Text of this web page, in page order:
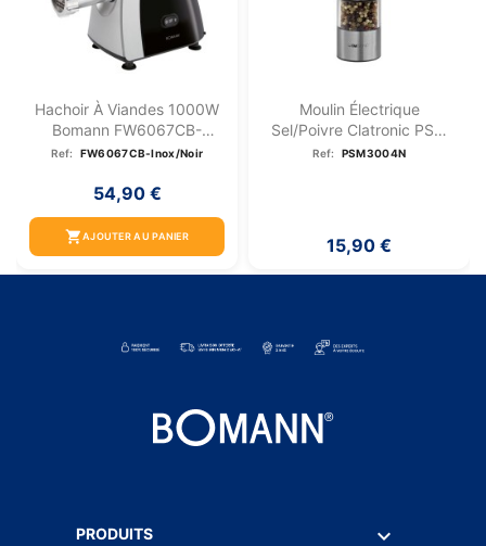
Hachoir À Viandes 1000W
Bomann FW6067CB-
Inox/Noir
Ref: FW6067CB-Inox/Noir
54,90 €
shopping_cartAJOUTER AU PANIER
Moulin Électrique
Sel/poivre Clatronic PSM
3004N
Ref: PSM3004N
15,90 €
PRODUITS 